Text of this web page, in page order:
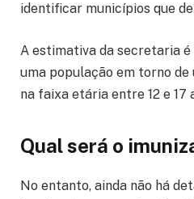
identificar municípios que
A estimativa da secretaria
uma população em torno de
na faixa etária entre 12 e 17
Qual será o
No entanto, ainda não há